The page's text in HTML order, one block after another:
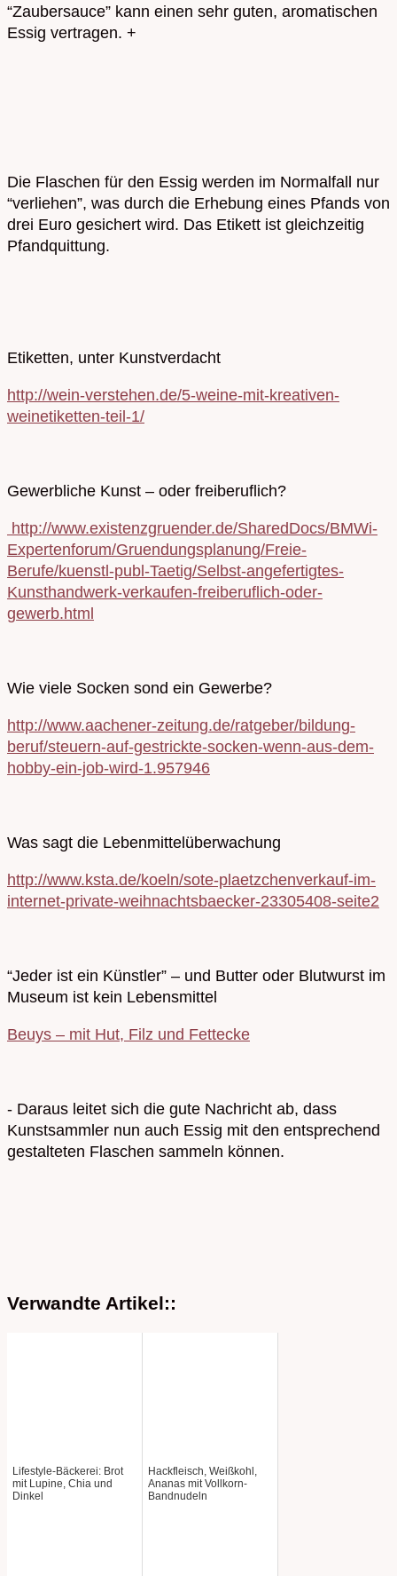
“Zaubersauce” kann einen sehr guten, aromatischen
Essig vertragen. +
Die Flaschen für den Essig werden im Normalfall nur
“verliehen”, was durch die Erhebung eines Pfands von
drei Euro gesichert wird. Das Etikett ist gleichzeitig
Pfandquittung.
Etiketten, unter Kunstverdacht
http://wein-verstehen.de/5-weine-mit-kreativen-
weinetiketten-teil-1/
Gewerbliche Kunst – oder freiberuflich?
http://www.existenzgruender.de/SharedDocs/BMWi-
Expertenforum/Gruendungsplanung/Freie-
Berufe/kuenstl-publ-Taetig/Selbst-angefertigtes-
Kunsthandwerk-verkaufen-freiberuflich-oder-
gewerb.html
Wie viele Socken sond ein Gewerbe?
http://www.aachener-zeitung.de/ratgeber/bildung-
beruf/steuern-auf-gestrickte-socken-wenn-aus-dem-
hobby-ein-job-wird-1.957946
Was sagt die Lebenmittelüberwachung
http://www.ksta.de/koeln/sote-plaetzchenverkauf-im-
internet-private-weihnachtsbaecker-23305408-seite2
“Jeder ist ein Künstler” – und Butter oder Blutwurst im
Museum ist kein Lebensmittel
Beuys – mit Hut, Filz und Fettecke
- Daraus leitet sich die gute Nachricht ab, dass
Kunstsammler nun auch Essig mit den entsprechend
gestalteten Flaschen sammeln können.
Verwandte Artikel::
Lifestyle-Bäckerei: Brot
mit Lupine, Chia und
Dinkel
Hackfleisch, Weißkohl,
Ananas mit Vollkorn-
Bandnudeln